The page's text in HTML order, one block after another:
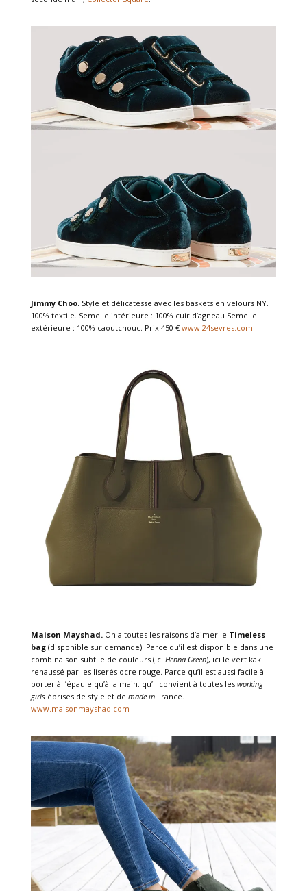
Jimmy Choo.Style et délicatesse avec les baskets en velours NY.
100% textile. Semelle intérieure : 100% cuir d’agneau Semelle
extérieure : 100% caoutchouc. Prix 450 € www.24sevres.com
Maison Mayshad. On a toutes les raisons d’aimer le Timeless
bag (disponible sur demande). Parce qu’il est disponible dans une
combinaison subtile de couleurs (ici Henna Green), ici le vert kaki
rehaussé par les liserés ocre rouge. Parce qu’il est aussi facile à
porter à l’épaule qu’à la main. qu’il convient à toutes les working
girlséprises de style et de made inFrance.
www.maisonmayshad.com